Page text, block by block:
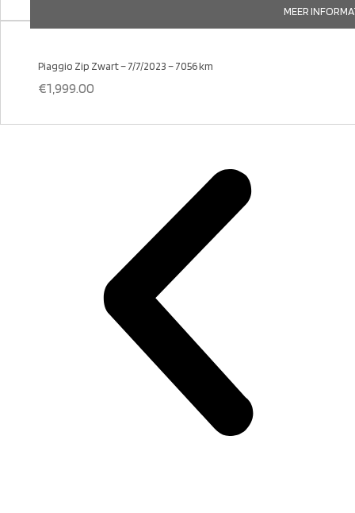
MEER
Piaggio Zip Zwart – 7/7/2023 – 7056 km
€1,999.00